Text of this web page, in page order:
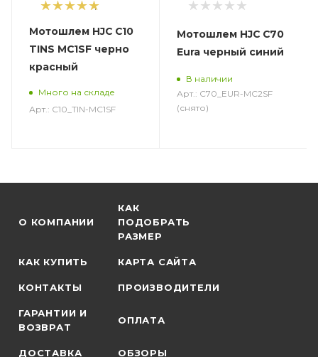
1
Мотошлем HJC C10
TINS MC1SF черно
красный
Много на складе
Арт.: C10_TIN-MC1SF
Мотошлем HJC C70
Eura черный синий
В наличии
Арт.: C70_EUR-MC2SF
(снято)
О КОМПАНИИ
КАК
ПОДОБРАТЬ
РАЗМЕР
КАК КУПИТЬ КАРТА САЙТА
КОНТАКТЫ ПРОИЗВОДИТЕЛИ
ГАРАНТИИ И
ВОЗВРАТ
ОПЛАТА
ДОСТАВКА ОБЗОРЫ